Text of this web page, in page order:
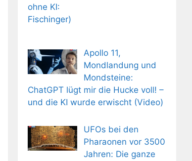
Apollo 11,
Mondlandung und
Mondsteine:
ChatGPT lügt mir die Hucke voll! –
und die KI wurde erwischt (Video)
UFOs bei den
Pharaonen vor 3500
Jahren: Die ganze